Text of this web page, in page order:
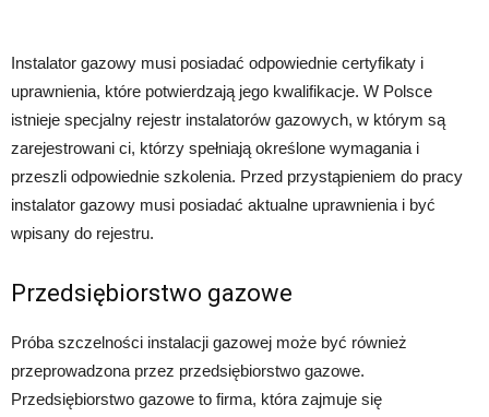
Instalator gazowy musi posiadać odpowiednie certyfikaty i
uprawnienia, które potwierdzają jego kwalifikacje. W Polsce
istnieje specjalny rejestr instalatorów gazowych, w którym są
zarejestrowani ci, którzy spełniają określone wymagania i
przeszli odpowiednie szkolenia. Przed przystąpieniem do pracy
instalator gazowy musi posiadać aktualne uprawnienia i być
wpisany do rejestru.
Przedsiębiorstwo gazowe
Próba szczelności instalacji gazowej może być również
przeprowadzona przez przedsiębiorstwo gazowe.
Przedsiębiorstwo gazowe to firma, która zajmuje się